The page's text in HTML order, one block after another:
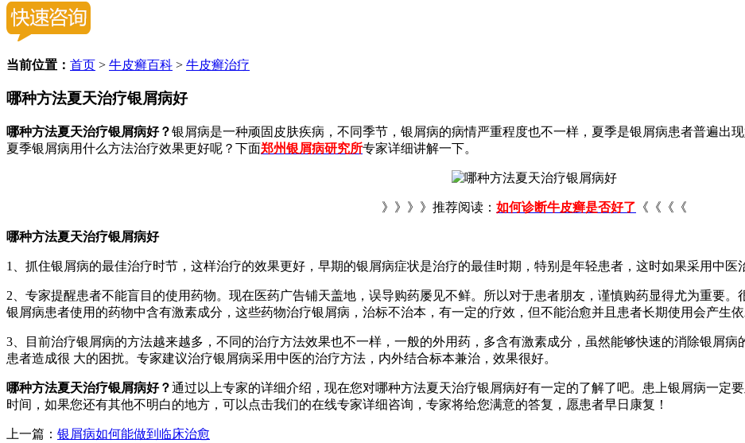
当前位置： 首页 > 牛皮癣百科 > 牛皮癣治疗
哪种方法夏天治疗银屑病好
哪种方法夏天治疗银屑病好？银屑病是一种顽固皮肤疾病，不同季节，银屑病的病情严重程度也不一样，夏季是银屑病患者普遍出
夏季银屑病用什么方法治疗效果更好呢？下面郑州银屑病研究所专家详细讲解一下。
》》》》推荐阅读： 如何诊断牛皮癣是否好了 《《《《
哪种方法夏天治疗银屑病好
1、抓住银屑病的最佳治疗时节，这样治疗的效果更好，早期的银屑病症状是治疗的最佳时期，特别是年轻患者，这时如果采用中医
2、专家提醒患者不能盲目的使用药物。现在医药广告铺天盖地，误导购药屡见不鲜。所以对于患者朋友，谨慎购药显得尤为重要
银屑病患者使用的药物中含有激素成分，这些药物治疗银屑病，治标不治本，有一定的疗效，但不能治愈并且患者长期使用会产生
3、目前治疗银屑病的方法越来越多，不同的治疗方法效果也不一样，一般的外用药，多含有激素成分，虽然能够快速的消除银屑
患者造成很 大的困扰。专家建议治疗银屑病采用中医的治疗方法，内外结合标本兼治，效果很好。
哪种方法夏天治疗银屑病好？通过以上专家的详细介绍，现在您对哪种方法夏天治疗银屑病好有一定的了解了吧。患上银屑病一定
时间，如果您还有其他不明白的地方，可以点击我们的在线专家详细咨询，专家将给您满意的答复，愿患者早日康复！
上一篇： 银屑病如何能做到临床治愈